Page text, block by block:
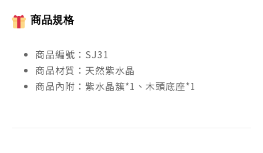
商品規格
商品編號：SJ31
商品材質：天然紫水晶
商品內附：紫水晶簇*1、木頭底座*1